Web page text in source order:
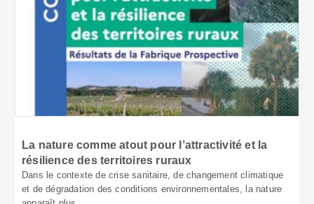
La nature comme atout pour l’attractivité et la
résilience des territoires ruraux
Dans le contexte de crise sanitaire, de changement climatique
et de dégradation des conditions environnementales, la nature